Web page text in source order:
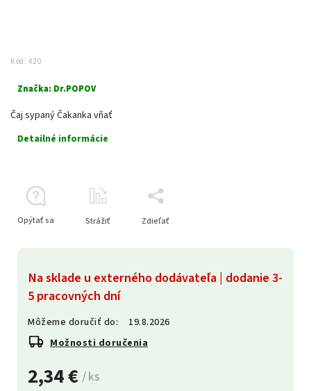
Kód: 420
Značka: Dr.POPOV
2,34 € / ks
Na sklade u externého dodávateľa | dodanie 3-
5 pracovných dní
Môžeme doručiť do:
19.8.2026
Možnosti doručenia
Čaj sypaný Čakanka vňať
Detailné informácie
Opýtať sa Strážiť Zdieľať